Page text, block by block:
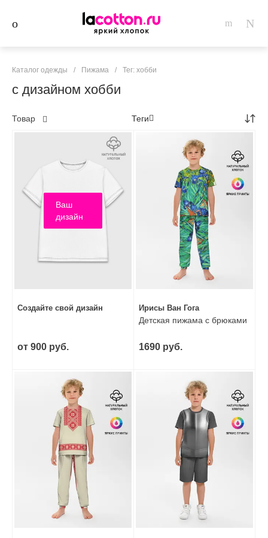
Каталог одежды / Пижама / Тег: хобби
с дизайном хобби
Товар Теги
Ваш
дизайн
Создайте свой дизайн
от 900 руб.
Ирисы Ван Гога
Детская пижама с брюками
1690 руб.